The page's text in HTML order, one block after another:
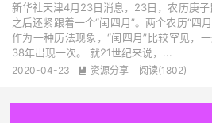
新华社天津4月23日消息，23日，农历庚
之后还紧跟着一个“闰四月”。两个农历“四
作为一种历法现象，“闰四月”比较罕见，
38年出现一次。 就21世纪来说，...
2020-04-23  资源分享 阅读(1802)